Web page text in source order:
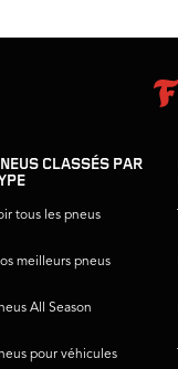
CLASSÉS PAR
tous les pneus
meilleurs pneus
All Season
pour véhicules